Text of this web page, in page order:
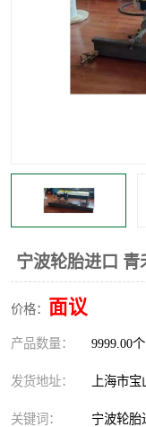
宁波轮胎进口
价格： 面议
产品数量： 9999.00个
发货地址： 上海市
关键词： 宁波轮胎
国际灯具清关